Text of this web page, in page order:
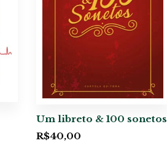
Um libreto & 100 sonetos
R$40,00